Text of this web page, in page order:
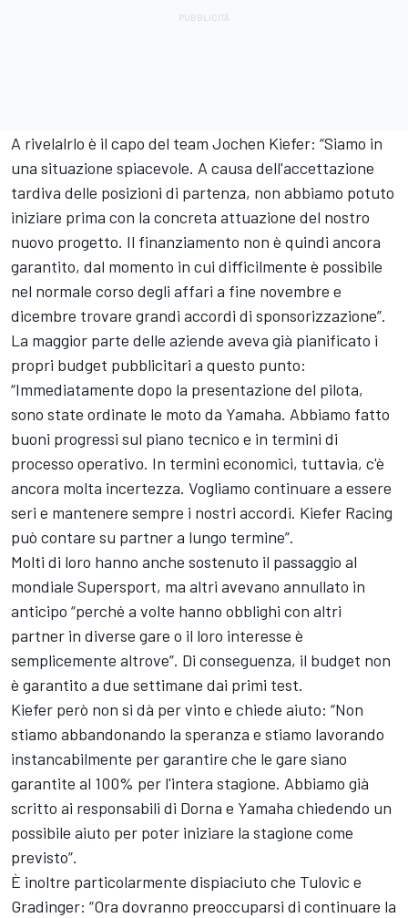
A rivelalrlo è il capo del team Jochen Kiefer: “Siamo in
una situazione spiacevole. A causa dell'accettazione
tardiva delle posizioni di partenza, non abbiamo potuto
iniziare prima con la concreta attuazione del nostro
nuovo progetto. Il finanziamento non è quindi ancora
garantito, dal momento in cui difficilmente è possibile
nel normale corso degli affari a fine novembre e
dicembre trovare grandi accordi di sponsorizzazione”.
La maggior parte delle aziende aveva già pianificato i
propri budget pubblicitari a questo punto:
“Immediatamente dopo la presentazione del pilota,
sono state ordinate le moto da Yamaha. Abbiamo fatto
buoni progressi sul piano tecnico e in termini di
processo operativo. In termini economici, tuttavia, c'è
ancora molta incertezza. Vogliamo continuare a essere
seri e mantenere sempre i nostri accordi. Kiefer Racing
può contare su partner a lungo termine”.
Molti di loro hanno anche sostenuto il passaggio al
mondiale Supersport, ma altri avevano annullato in
anticipo “perché a volte hanno obblighi con altri
partner in diverse gare o il loro interesse è
semplicemente altrove”. Di conseguenza, il budget non
è garantito a due settimane dai primi test.
Kiefer però non si dà per vinto e chiede aiuto: “Non
stiamo abbandonando la speranza e stiamo lavorando
instancabilmente per garantire che le gare siano
garantite al 100% per l'intera stagione. Abbiamo già
scritto ai responsabili di Dorna e Yamaha chiedendo un
possibile aiuto per poter iniziare la stagione come
previsto”.
È inoltre particolarmente dispiaciuto che Tulovic e
Gradinger: “Ora dovranno preoccuparsi di continuare la